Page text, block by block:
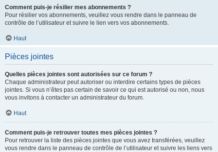
Comment puis-je résilier mes abonnements ?
Pour résilier vos abonnements, veuillez vous rendre dans le panneau de
contrôle de l’utilisateur et suivre le lien vers vos abonnements.
Haut
Pièces jointes
Quelles pièces jointes sont autorisées sur ce forum ?
Chaque administrateur peut autoriser ou interdire certains types de pièces
jointes. Si vous n’êtes pas certain de savoir ce qui est autorisé ou non, nous
vous invitons à contacter un administrateur du forum.
Haut
Comment puis-je retrouver toutes mes pièces jointes ?
Pour retrouver la liste des pièces jointes que vous avez transférées, veuillez
vous rendre dans le panneau de contrôle de l’utilisateur et suivre les liens vers